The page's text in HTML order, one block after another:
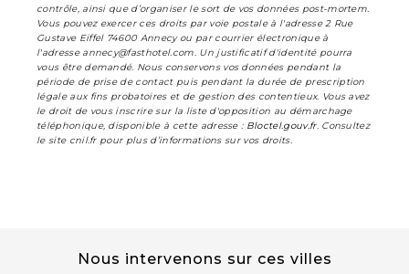
contrôle, ainsi que d’organiser le sort de vos données post-mortem.
Vous pouvez exercer ces droits par voie postale à l'adresse 2 Rue
Gustave Eiffel 74600 Annecy ou par courrier électronique à
l'adresse annecy@fasthotel.com. Un justificatif d'identité pourra
vous être demandé. Nous conservons vos données pendant la
période de prise de contact puis pendant la durée de prescription
légale aux fins probatoires et de gestion des contentieux. Vous avez
le droit de vous inscrire sur la liste d'opposition au démarchage
téléphonique, disponible à cette adresse : Bloctel.gouv.fr. Consultez
le site cnil.fr pour plus d’informations sur vos droits.
Nous intervenons sur ces villes